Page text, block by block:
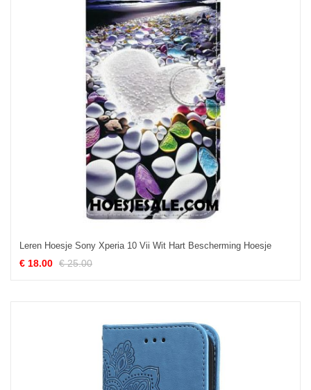
Leren Hoesje Sony Xperia 10 Vii Wit Hart Bescherming Hoesje
€ 18.00 € 25.00